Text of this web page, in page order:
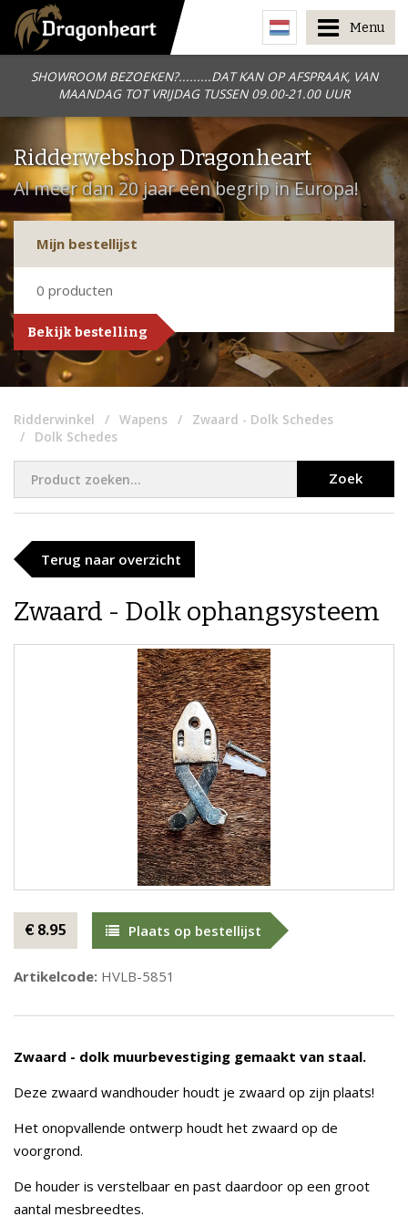
SHOWROOM BEZOEKEN?.........DAT KAN OP AFSPRAAK, VAN
MAANDAG TOT VRIJDAG TUSSEN 09.00-21.00 UUR
Menu
Ridderwebshop Dragonheart
Al meer dan 20 jaar een begrip in Europa!
Mijn bestellijst
0 producten
Bekijk bestelling
Ridderwinkel Wapens
Zwaard - Dolk Schedes
Dolk Schedes
Zoek
Terug naar overzicht
Zwaard - Dolk ophangsysteem
€ 8.95 Plaats op bestellijst
Artikelcode: HVLB-5851
Zwaard - dolk muurbevestiging gemaakt van staal.
Deze zwaard wandhouder houdt je zwaard op zijn plaats!
Het onopvallende ontwerp houdt het zwaard op de
voorgrond.
De houder is verstelbaar en past daardoor op een groot
aantal mesbreedtes.